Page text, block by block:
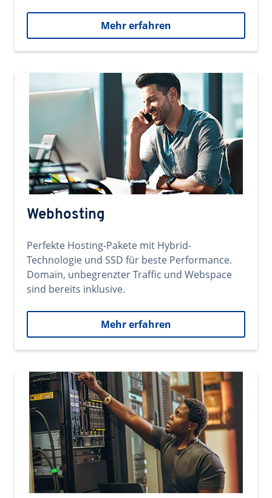
Mehr erfahren
Webhosting
Perfekte Hosting-Pakete mit Hybrid-
Technologie und SSD für beste Performance.
Domain, unbegrenzter Traffic und Webspace
sind bereits inklusive.
Mehr erfahren